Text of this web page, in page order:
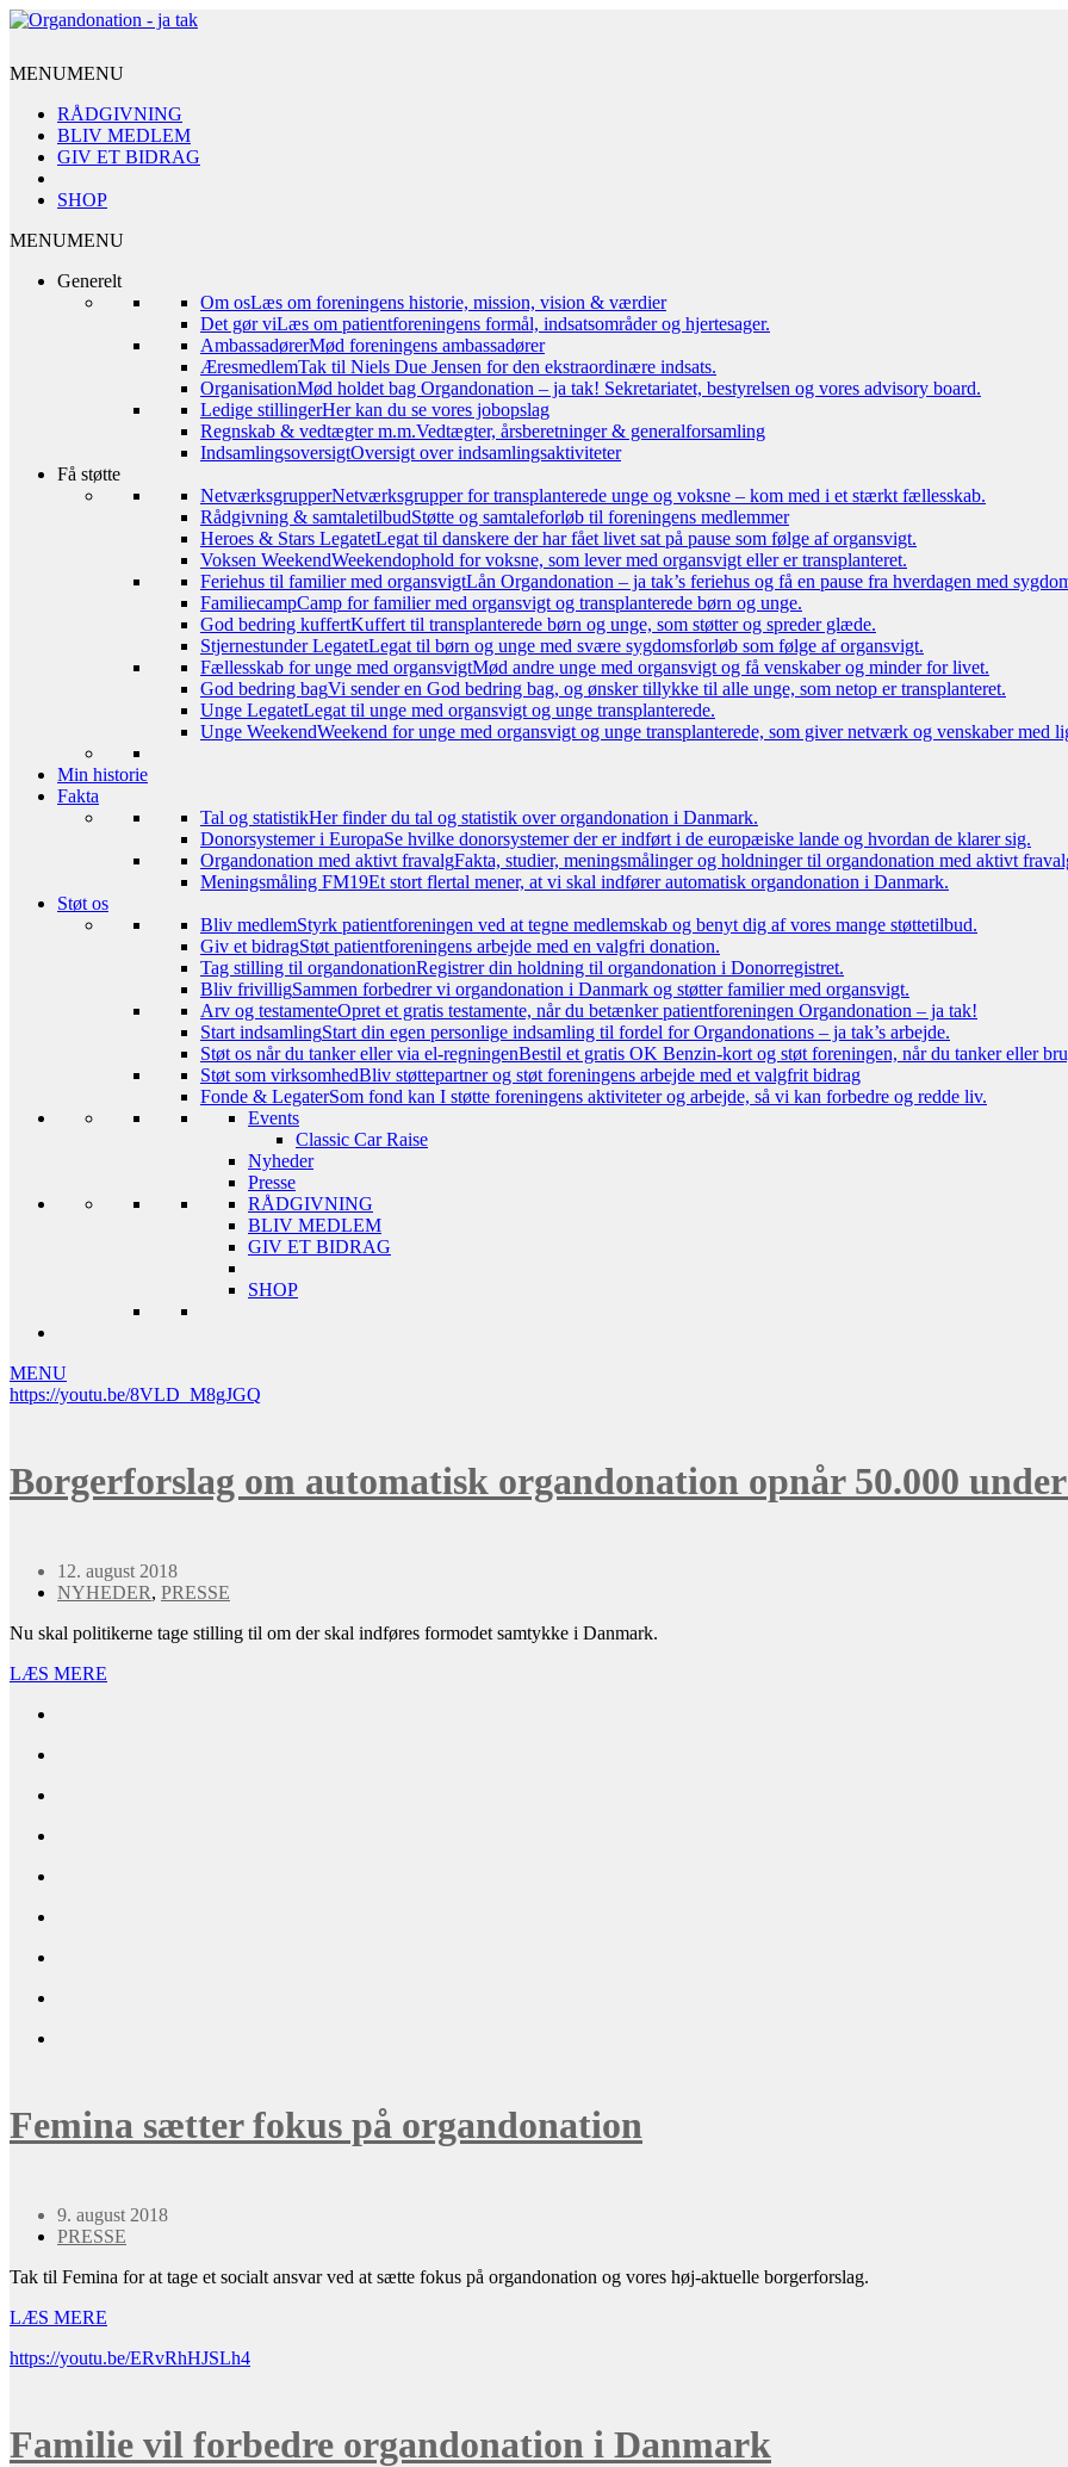
MENUMENU
RÅDGIVNING
BLIV MEDLEM
GIV ET BIDRAG
SHOP
MENUMENU
Generelt
Om osLæs om foreningens historie, mission, vision & værdier
Det gør viLæs om patientforeningens formål, indsatsområder og hjertesager.
AmbassadørerMød foreningens ambassadører
ÆresmedlemTak til Niels Due Jensen for den ekstraordinære indsats.
OrganisationMød holdet bag Organdonation – ja tak! Sekretariatet, bestyrelsen og vores advisory board.
Ledige stillingerHer kan du se vores jobopslag
Regnskab & vedtægter m.m.Vedtægter, årsberetninger & generalforsamling
IndsamlingsoversigtOversigt over indsamlingsaktiviteter
Få støtte
NetværksgrupperNetværksgrupper for transplanterede unge og voksne – kom med i et stærkt fællesskab.
Rådgivning & samtaletilbudStøtte og samtaleforløb til foreningens medlemmer
Heroes & Stars LegatetLegat til danskere der har fået livet sat på pause som følge af organsvigt.
Voksen WeekendWeekendophold for voksne, som lever med organsvigt eller er transplanteret.
Feriehus til familier med organsvigtLån Organdonation – ja tak’s feriehus og få en pause fra hverdagen med
FamiliecampCamp for familier med organsvigt og transplanterede børn og unge.
God bedring kuffertKuffert til transplanterede børn og unge, som støtter og spreder glæde.
Stjernestunder LegatetLegat til børn og unge med svære sygdomsforløb som følge af organsvigt.
Fællesskab for unge med organsvigtMød andre unge med organsvigt og få venskaber og minder for livet.
God bedring bagVi sender en God bedring bag, og ønsker tillykke til alle unge, som netop er transplanteret.
Unge LegatetLegat til unge med organsvigt og unge transplanterede.
Unge WeekendWeekend for unge med organsvigt og unge transplanterede, som giver netværk og venskaber med
Min historie
Fakta
Tal og statistikHer finder du tal og statistik over organdonation i Danmark.
Donorsystemer i EuropaSe hvilke donorsystemer der er indført i de europæiske lande og hvordan de klarer sig.
Organdonation med aktivt fravalgFakta, studier, meningsmålinger og holdninger til organdonation med aktivt
Meningsmåling FM19Et stort flertal mener, at vi skal indfører automatisk organdonation i Danmark.
Støt os
Bliv medlemStyrk patientforeningen ved at tegne medlemskab og benyt dig af vores mange støttetilbud.
Giv et bidragStøt patientforeningens arbejde med en valgfri donation.
Tag stilling til organdonationRegistrer din holdning til organdonation i Donorregistret.
Bliv frivilligSammen forbedrer vi organdonation i Danmark og støtter familier med organsvigt.
Arv og testamenteOpret et gratis testamente, når du betænker patientforeningen Organdonation – ja tak!
Start indsamlingStart din egen personlige indsamling til fordel for Organdonations – ja tak’s arbejde.
Støt os når du tanker eller via el-regningenBestil et gratis OK Benzin-kort og støt foreningen, når du tanker eller
Støt som virksomhedBliv støttepartner og støt foreningens arbejde med et valgfrit bidrag
Fonde & LegaterSom fond kan I støtte foreningens aktiviteter og arbejde, så vi kan forbedre og redde liv.
Events
Classic Car Raise
Nyheder
Presse
RÅDGIVNING
BLIV MEDLEM
GIV ET BIDRAG
SHOP
MENU
https://youtu.be/8VLD_M8gJGQ
Borgerforslag om automatisk organdonation opnår 50.000
12. august 2018
NYHEDER, PRESSE
Nu skal politikerne tage stilling til om der skal indføres formodet samtykke i Danmark.
LÆS MERE
Femina sætter fokus på organdonation
9. august 2018
PRESSE
Tak til Femina for at tage et socialt ansvar ved at sætte fokus på organdonation og vores høj-aktuelle borgerforslag.
LÆS MERE
https://youtu.be/ERvRhHJSLh4
Familie vil forbedre organdonation i Danmark